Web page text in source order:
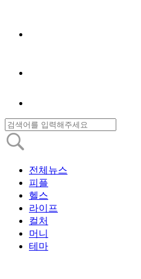
전체뉴스
피플
헬스
라이프
컬처
머니
테마